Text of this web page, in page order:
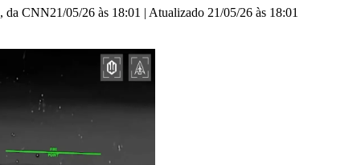
, da CNN21/05/26 às 18:01 | Atualizado 21/05/26 às 18:01